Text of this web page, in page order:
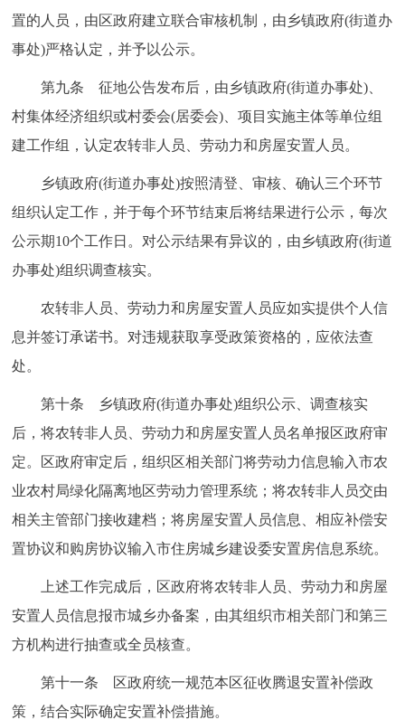
置的人员，由区政府建立联合审核机制，由乡镇政府(街道办
事处)严格认定，并予以公示。
第九条 征地公告发布后，由乡镇政府(街道办事处)、
村集体经济组织或村委会(居委会)、项目实施主体等单位组
建工作组，认定农转非人员、劳动力和房屋安置人员。
乡镇政府(街道办事处)按照清登、审核、确认三个环节
组织认定工作，并于每个环节结束后将结果进行公示，每次
公示期10个工作日。对公示结果有异议的，由乡镇政府(街道
办事处)组织调查核实。
农转非人员、劳动力和房屋安置人员应如实提供个人信
息并签订承诺书。对违规获取享受政策资格的，应依法查
处。
第十条 乡镇政府(街道办事处)组织公示、调查核实
后，将农转非人员、劳动力和房屋安置人员名单报区政府审
定。区政府审定后，组织区相关部门将劳动力信息输入市农
业农村局绿化隔离地区劳动力管理系统；将农转非人员交由
相关主管部门接收建档；将房屋安置人员信息、相应补偿安
置协议和购房协议输入市住房城乡建设委安置房信息系统。
上述工作完成后，区政府将农转非人员、劳动力和房屋
安置人员信息报市城乡办备案，由其组织市相关部门和第三
方机构进行抽查或全员核查。
第十一条 区政府统一规范本区征收腾退安置补偿政
策，结合实际确定安置补偿措施。